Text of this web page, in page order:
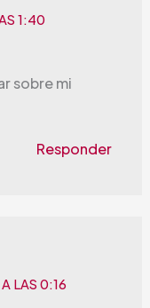
1:40
sobre mi
Responder
LAS 0:16